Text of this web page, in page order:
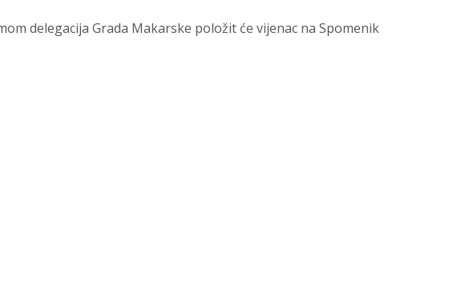
delegacija Grada Makarske položit će vijenac na Spomenik